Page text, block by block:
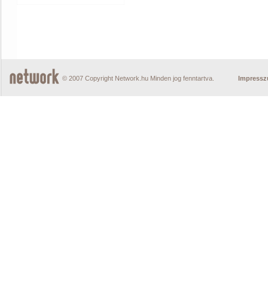
© 2007 Copyright Network.hu Minden jog fenntartva.